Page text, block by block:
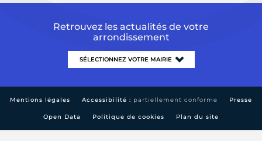
Retrouvez les actualités de votre
arrondissement
Mentions légales Accessibilité : partiellement conforme Presse
Open Data Politique de cookies Plan du site